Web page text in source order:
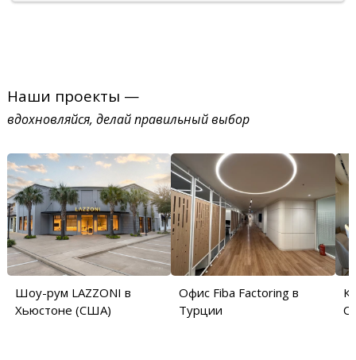
Наши проекты —
вдохновляйся, делай правильный выбор
Шоу-рум LAZZONI в
Хьюстоне (США)
Офис Fiba Factoring в
Турции